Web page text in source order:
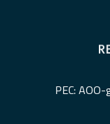
PEC: